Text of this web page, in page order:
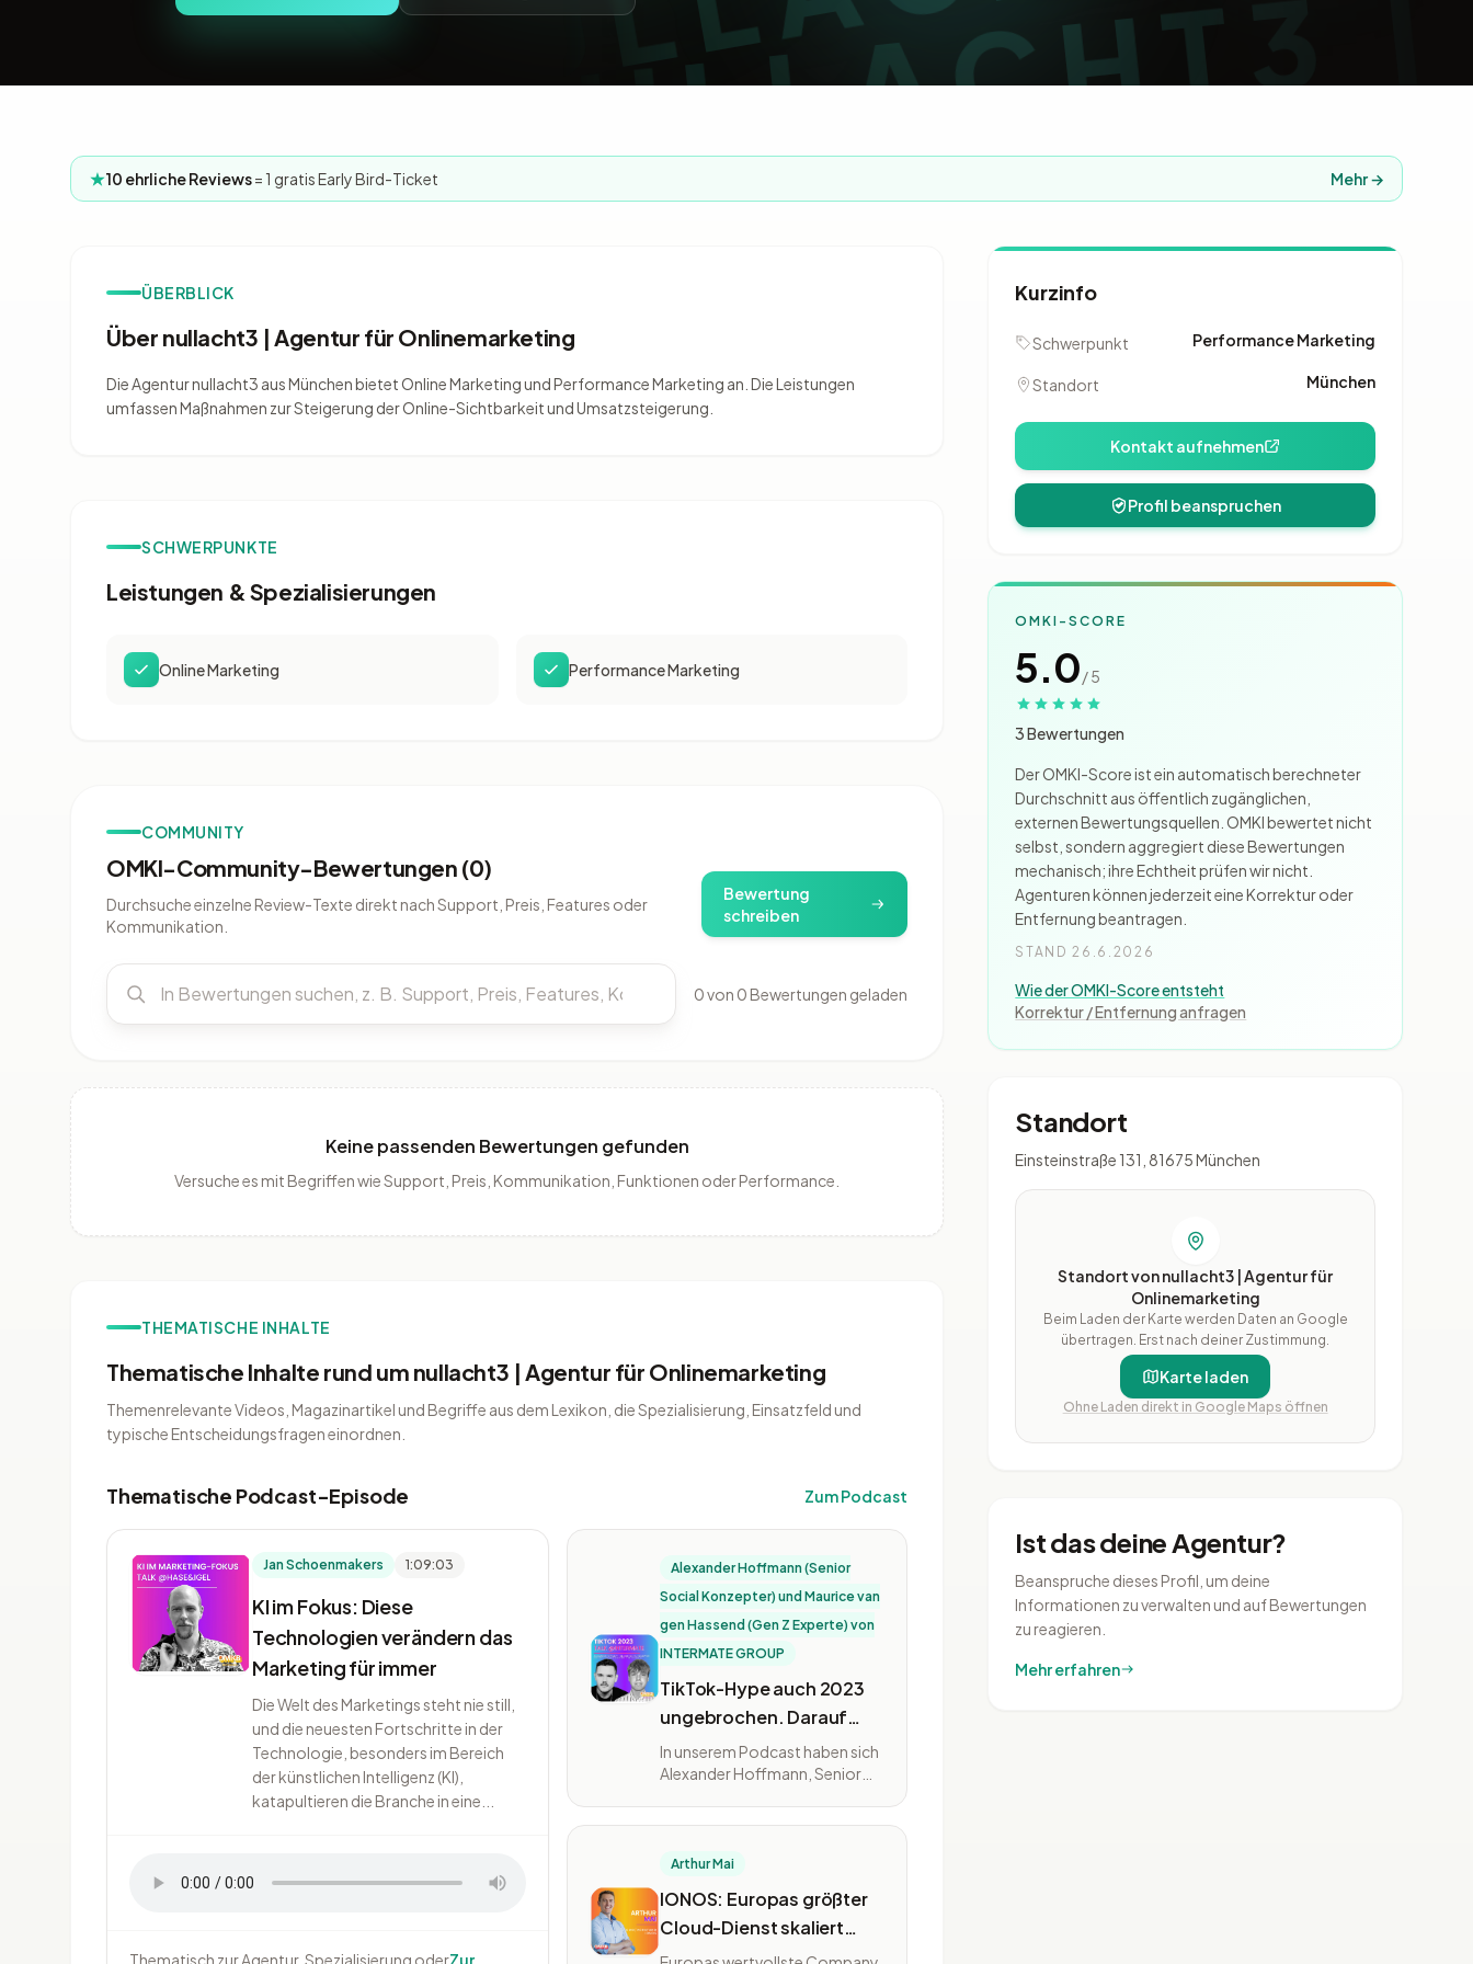
10 ehrliche Reviews= 1 gratis Early Bird-Ticket Mehr →
ÜBERBLICK
Über nullacht3 | Agentur für Onlinemarketing
Die Agentur nullacht3 aus München bietet Online Marketing und Performance Marketing an. Die Leistungen
umfassen Maßnahmen zur Steigerung der Online-Sichtbarkeit und Umsatzsteigerung.
SCHWERPUNKTE
Leistungen & Spezialisierungen
Online Marketing Performance Marketing
COMMUNITY
OMKI-Community-Bewertungen (0)
Durchsuche einzelne Review-Texte direkt nach Support, Preis, Features oder
Kommunikation.
Bewertung
schreiben
0 von 0 Bewertungen geladen
Keine passenden Bewertungen gefunden
Versuche es mit Begriffen wie Support, Preis, Kommunikation, Funktionen oder Performance.
THEMATISCHE INHALTE
Thematische Inhalte rund um nullacht3 | Agentur für Onlinemarketing
Themenrelevante Videos, Magazinartikel und Begriffe aus dem Lexikon, die Spezialisierung, Einsatzfeld und
typische Entscheidungsfragen einordnen.
Thematische Podcast-Episode Zum Podcast
Jan Schoenmakers 1:09:03
KI im Fokus: Diese
Technologien verändern das
Marketing für immer
Die Welt des Marketings steht nie still,
und die neuesten Fortschritte in der
Technologie, besonders im Bereich
der künstlichen Intelligenz (KI),
katapultieren die Branche in eine...
Thematisch zur Agentur, Spezialisierung oderZur
Alexander Hoffmann (Senior
Social Konzepter) und Maurice van
gen Hassend (Gen Z Experte) von
INTERMATE GROUP
TikTok-Hype auch 2023
ungebrochen. Darauf
kommt es für
Unternehmen jetzt an!
In unserem Podcast haben sich
Alexander Hoffmann, Senior
Christoph Steger über die
Arthur Mai
IONOS: Europas größter
Cloud-Dienst skaliert
ungebremst auf größte
Kurzinfo
Schwerpunkt Performance Marketing
Standort München
Kontakt aufnehmen
Profil beanspruchen
OMKI-SCORE
5.0/ 5
3 Bewertungen
Der OMKI-Score ist ein automatisch berechneter
Durchschnitt aus öffentlich zugänglichen,
externen Bewertungsquellen. OMKI bewertet nicht
selbst, sondern aggregiert diese Bewertungen
mechanisch; ihre Echtheit prüfen wir nicht.
Agenturen können jederzeit eine Korrektur oder
Entfernung beantragen.
STAND 26.6.2026
Wie der OMKI-Score entsteht
Korrektur / Entfernung anfragen
Standort
Einsteinstraße 131, 81675 München
Standort von nullacht3 | Agentur für
Onlinemarketing
Beim Laden der Karte werden Daten an Google
übertragen. Erst nach deiner Zustimmung.
Karte laden
Ohne Laden direkt in Google Maps öffnen
Ist das deine Agentur?
Beanspruche dieses Profil, um deine
Informationen zu verwalten und auf Bewertungen
zu reagieren.
Mehr erfahren